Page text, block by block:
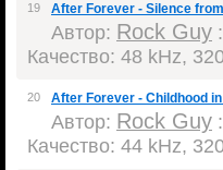
19 After Forever - Silence
Автор: Rock Guy
Качество: 48 kHz,
20 After Forever - Childhood
Автор: Rock Guy
Качество: 44 kHz,